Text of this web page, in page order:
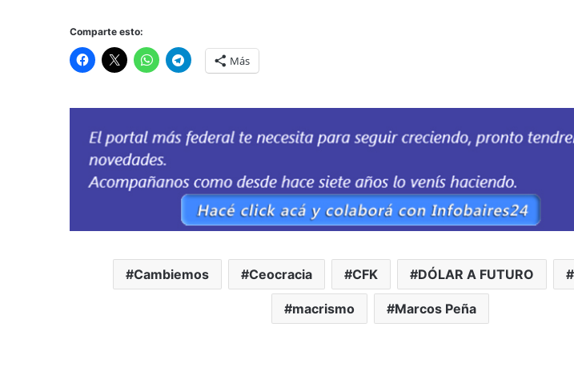
Comparte esto:
Más
Cambiemos Ceocracia CFK DÓLAR A FUTURO
macrismo Marcos Peña